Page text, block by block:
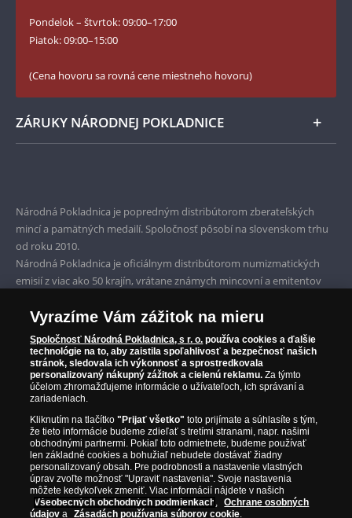
Numizmatické novinky
YouTube Národnej Pokladnice
Pondelok – štvrtok: 09:00–17:00
Piatok: 09:00–15:00
(Cena hovoru sa rovná cene miestneho hovoru)
ZÁRUKY NÁRODNEJ POKLADNICE
Garancia najvyššej kvality
Iba originálne produkty
Národná Pokladnica je popredným distribútorom zberateľských
mincí a pamätných medailí. Spoločnosť pôsobí na slovenskom trhu
od roku 2010.
Národná Pokladnica je oficiálnym distribútorom numizmatických
emisií z viac ako 50 krajín, vrátane známych mincovní a emitentov
Parížska mincovňa, Nórska mincovňa, Fínska mincovňa alebo
Austrálska mincovňa Perth. Spoločnosť svojim zákazníkom a
zberateľom garantuje, že všetky produkty sú v originálnej a v
prvotriednej kvalite, čo je doložené aj priloženým Certifikátom
autentickosti.
Vyrazíme Vám zážitok na mieru
Spoločnosť Národná Pokladnica, s r. o. používa cookies a ďalšie
technológie na to, aby zaistila spoľahlivosť a bezpečnosť našich
stránok, sledovala ich výkonnosť a sprostredkovala
personalizovaný nákupný zážitok a cielenú reklamu. Za týmto
účelom zhromažďujeme informácie o užívateľoch, ich správaní a
zariadeniach.
Kliknutím na tlačítko"Prijať všetko" toto prijímate a súhlasíte s tým,
že tieto informácie budeme zdieľať s tretími stranami, napr. našimi
obchodnými partnermi. Pokiaľ toto odmietnete, budeme používať
len základné cookies a bohužiaľ nebudete dostávať žiadny
personalizovaný obsah. Pre podrobnosti a nastavenie vlastných
úprav zvoľte možnosť "Upraviť nastavenia". Svoje nastavenia
môžete kedykoľvek zmeniť. Viac informácií nájdete v našich
Všeobecných obchodných podmienkach ,
Ochrane osobných
údajov a Zásadách používania súborov cookie.